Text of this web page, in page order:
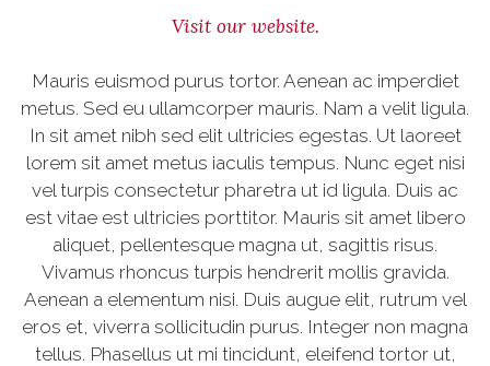
Visit our website.
Mauris euismod purus tortor. Aenean ac imperdiet
metus. Sed eu ullamcorper mauris. Nam a velit ligula.
In sit amet nibh sed elit ultricies egestas. Ut laoreet
lorem sit amet metus iaculis tempus. Nunc eget nisi
vel turpis consectetur pharetra ut id ligula. Duis ac
est vitae est ultricies porttitor. Mauris sit amet libero
aliquet, pellentesque magna ut, sagittis risus.
Vivamus rhoncus turpis hendrerit mollis gravida.
Aenean a elementum nisi. Duis augue elit, rutrum vel
eros et, viverra sollicitudin purus. Integer non magna
tellus. Phasellus ut mi tincidunt, eleifend tortor ut,